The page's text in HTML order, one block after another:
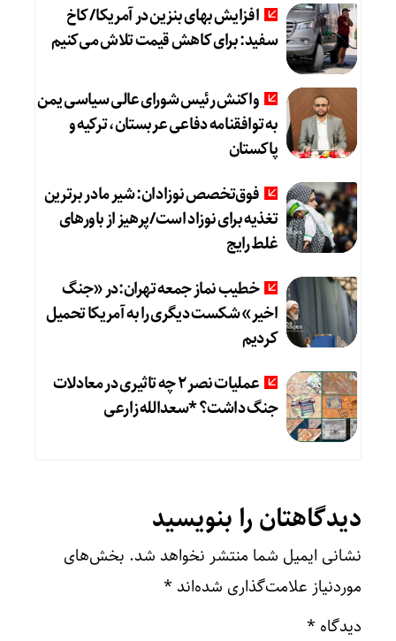
افزایش بهای بنزین در آمریکا/ کاخ
سفید: برای کاهش قیمت تلاش می‌کنیم
واکنش رئیس شورای عالی سیاسی یمن
به توافقنامه دفاعی عربستان، ترکیه و
پاکستان
فوق‌تخصص نوزادان: شیر مادر برترین
تغذیه برای نوزاد است/پرهیز از باورهای
غلط رایج
خطیب نماز جمعه تهران:در «جنگ
اخیر» شکست دیگری را به آمریکا تحمیل
کردیم
عملیات نصر ۲ چه تاثیری در معادلات
جنگ داشت؟ *سعدالله زارعی
دیدگاهتان را بنویسید
نشانی ایمیل شما منتشر نخواهد شد. بخش‌های
موردنیاز علامت‌گذاری شده‌اند *
دیدگاه *